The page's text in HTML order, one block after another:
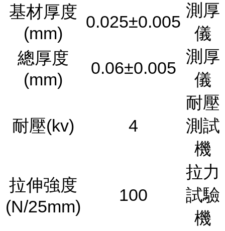
基材厚度
(mm)
0.025±0.005
測厚
儀
總厚度
(mm)
0.06±0.005
測厚
儀
耐壓(kv) 4
耐壓
測試
機
拉伸強度
(N/25mm)
100
拉力
試驗
機